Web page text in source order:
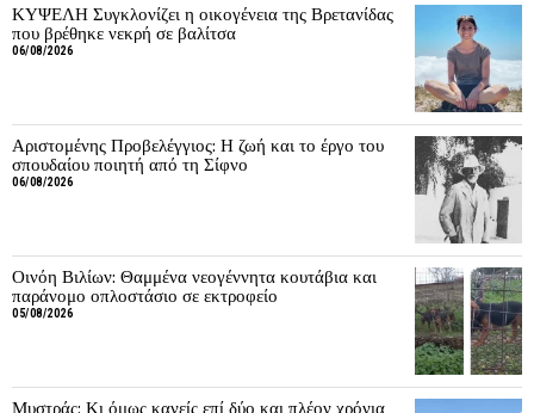
ΚΥΨΕΛΗ Συγκλονίζει η οικογένεια της Βρετανίδας
που βρέθηκε νεκρή σε βαλίτσα
06/08/2026
Αριστομένης Προβελέγγιος: Η ζωή και το έργο του
σπουδαίου ποιητή από τη Σίφνο
06/08/2026
Οινόη Βιλίων: Θαμμένα νεογέννητα κουτάβια και
παράνομο οπλοστάσιο σε εκτροφείο
05/08/2026
Μυστράς: Κι όμως κανείς επί δύο και πλέον χρόνια